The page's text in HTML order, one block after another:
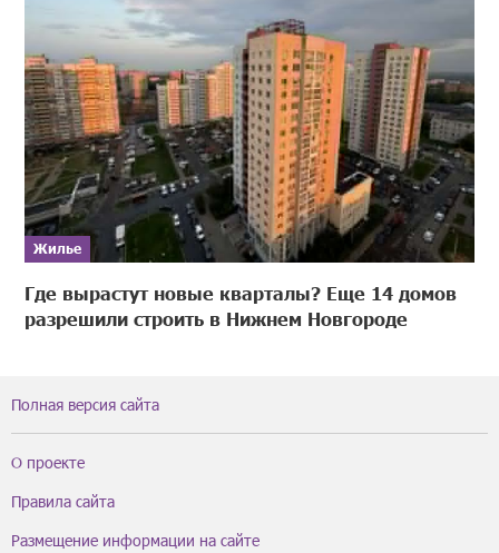
Жилье
Где вырастут новые кварталы? Еще 14 домов
разрешили строить в Нижнем Новгороде
Полная версия сайта
О проекте
Правила сайта
Размещение информации на сайте